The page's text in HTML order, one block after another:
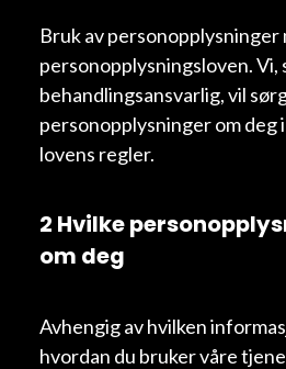
Bruk av personopplysninger
personopplysningsloven. Vi,
behandlingsansvarlig, vil
personopplysninger om deg
lovens regler.
2 Hvilke
om deg
Avhengig av hvilken
hvordan du bruker våre